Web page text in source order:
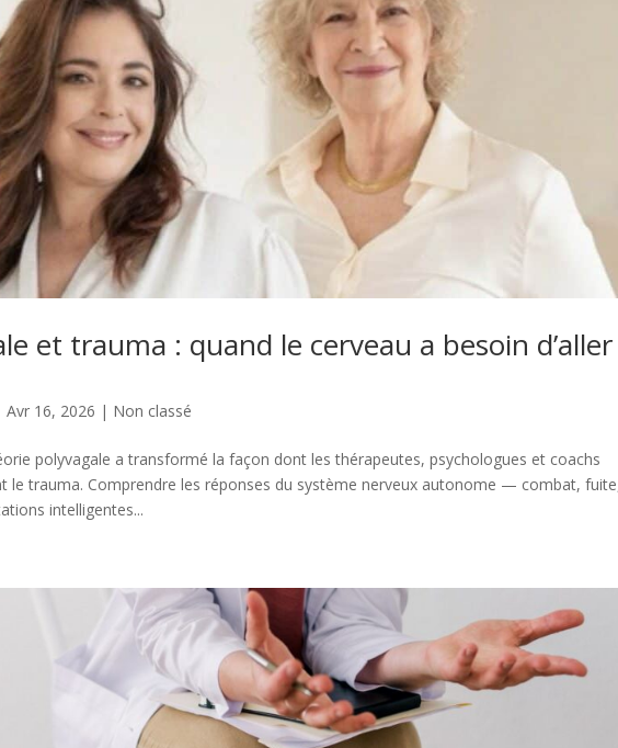
et trauma : quand le cerveau a besoin d’aller
Avr 16, 2026 | Non classé
polyvagale a transformé la façon dont les thérapeutes, psychologues et coachs
le trauma. Comprendre les réponses du système nerveux autonome — combat,
intelligentes...